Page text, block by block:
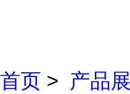
首页 > 产品